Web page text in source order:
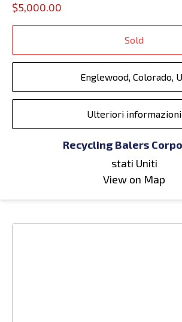
$5,000.00
Sold
Englewood, Colorado,
Ulteriori informazioni
Recycling Balers
stati Uniti
View on Map